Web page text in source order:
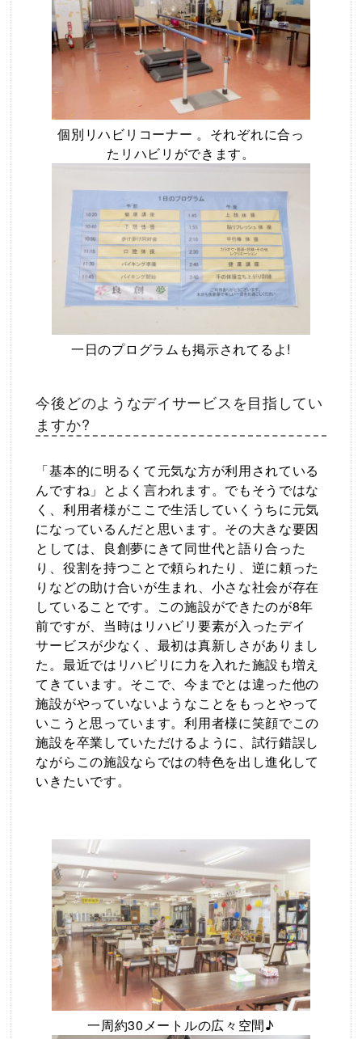
個別リハビリコーナー 。それぞれに合っ
たリハビリができます。
一日のプログラムも掲示されてるよ!
今後どのようなデイサービスを目指してい
ますか?
「基本的に明るくて元気な方が利用されている
んですね」とよく言われます。でもそうではな
く、利用者様がここで生活していくうちに元気
になっているんだと思います。その大きな要因
としては、良創夢にきて同世代と語り合った
り、役割を持つことで頼られたり、逆に頼った
りなどの助け合いが生まれ、小さな社会が存在
していることです。この施設ができたのが8年
前ですが、当時はリハビリ要素が入ったデイ
サービスが少なく、最初は真新しさがありまし
た。最近ではリハビリに力を入れた施設も増え
てきています。そこで、今までとは違った他の
施設がやっていないようなことをもっとやって
いこうと思っています。利用者様に笑顔でこの
施設を卒業していただけるように、試行錯誤し
ながらこの施設ならではの特色を出し進化して
いきたいです。
一周約30メートルの広々空間♪